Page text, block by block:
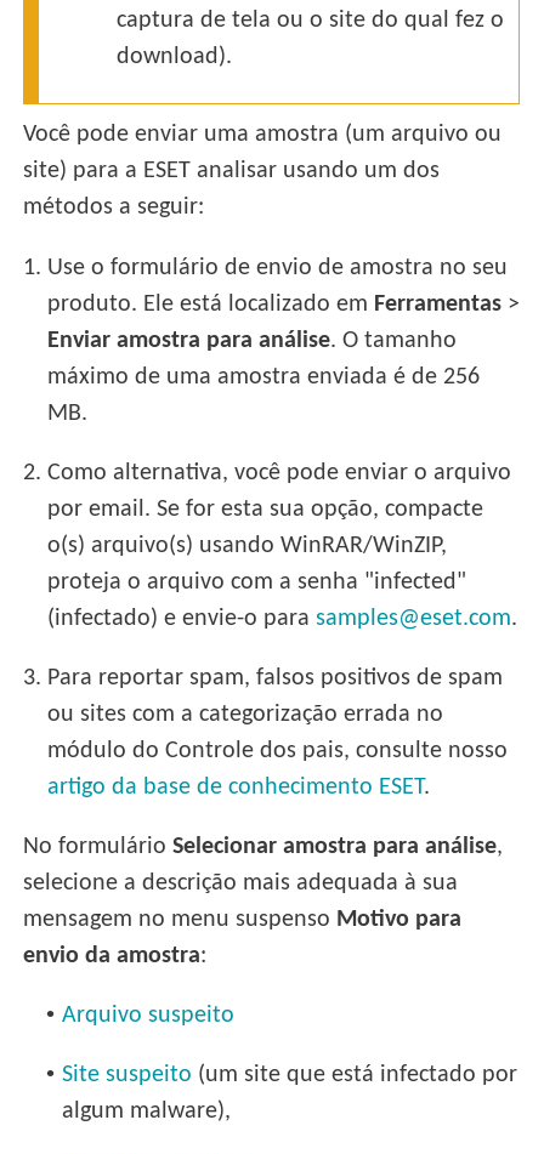
captura de tela ou o site do qual fez o
download).
Você pode enviar uma amostra (um arquivo ou
site) para a ESET analisar usando um dos
métodos a seguir:
1. Use o formulário de envio de amostra no seu
produto. Ele está localizado em Ferramentas >
Enviar amostra para análise. O tamanho
máximo de uma amostra enviada é de 256
MB.
2. Como alternativa, você pode enviar o arquivo
por email. Se for esta sua opção, compacte
o(s) arquivo(s) usando WinRAR/WinZIP,
proteja o arquivo com a senha "infected"
(infectado) e envie-o parasamples@eset.com.
3. Para reportar spam, falsos positivos de spam
ou sites com a categorização errada no
módulo do Controle dos pais, consulte nosso
artigo da base de conhecimento ESET.
No formulárioSelecionar amostra para análise,
selecione a descrição mais adequada à sua
mensagem no menu suspenso Motivo para
envio da amostra:
• Arquivo suspeito
• Site suspeito (um site que está infectado por
algum malware),